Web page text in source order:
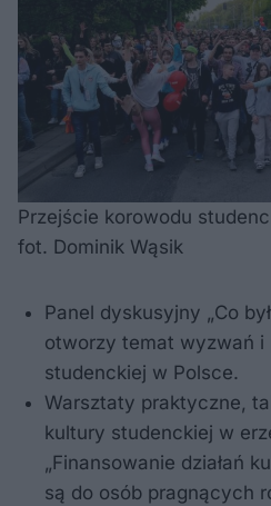
Przejście korowodu
fot. Dominik Wąsik
Panel dyskusyjny „Co
otworzy temat wyzwań i
studenckiej w Polsce.
Warsztaty praktyczne,
kultury studenckiej w
„Finansowanie działań
są do osób pragnących